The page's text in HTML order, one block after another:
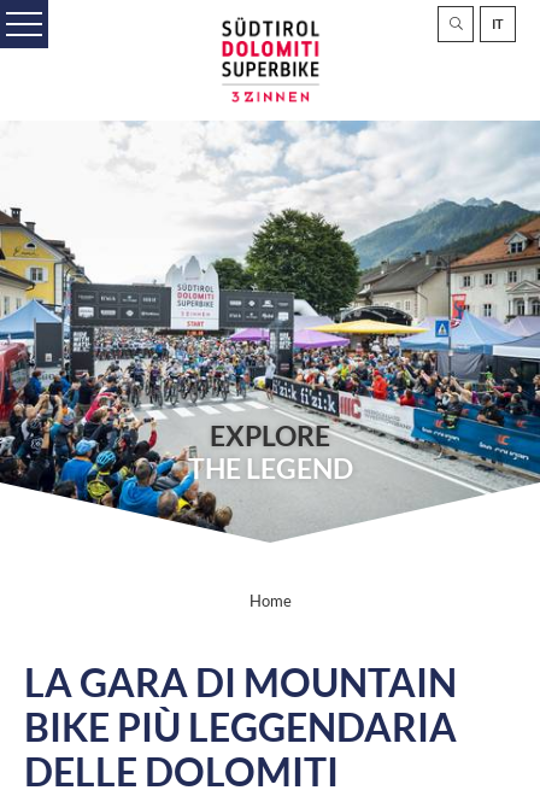
IT
EXPLORE
THE LEGEND
Home
LA GARA DI MOUNTAIN
BIKE PIÙ LEGGENDARIA
DELLE DOLOMITI